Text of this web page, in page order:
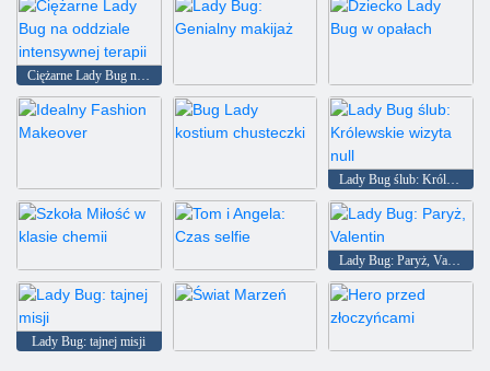
Ciężarne Lady Bug na oddziale intensywnej terapii
Lady Bug: Genialny makijaż
Dziecko Lady Bug w opałach
Idealny Fashion Makeover Bug Lady kostium chusteczki
Lady Bug ślub: Królewskie wizyta null
Szkoła Miłość w klasie chemii Tom i Angela: Czas selfie
Lady Bug: Paryż, Valentin
Lady Bug: tajnej misji